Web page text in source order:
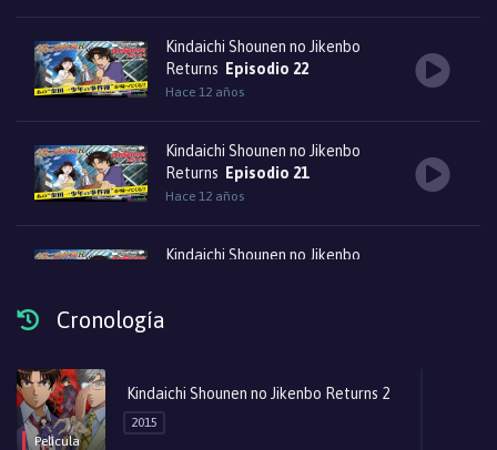
Kindaichi Shounen no Jikenbo
Returns
Episodio 22
Hace 12 años
Kindaichi Shounen no Jikenbo
Returns
Episodio 21
Hace 12 años
Kindaichi Shounen no Jikenbo
Cronología
Película
Kindaichi Shounen no Jikenbo Returns 2
2015